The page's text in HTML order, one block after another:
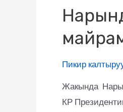
Пикир
Жакында
КР